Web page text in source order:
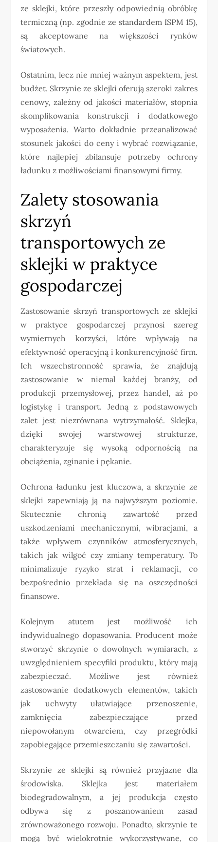
ze sklejki, które przeszły odpowiednią obróbkę
termiczną (np. zgodnie ze standardem ISPM 15),
są akceptowane na większości rynków
światowych.
Ostatnim, lecz nie mniej ważnym aspektem, jest
budżet. Skrzynie ze sklejki oferują szeroki zakres
cenowy, zależny od jakości materiałów, stopnia
skomplikowania konstrukcji i dodatkowego
wyposażenia. Warto dokładnie przeanalizować
stosunek jakości do ceny i wybrać rozwiązanie,
które najlepiej zbilansuje potrzeby ochrony
ładunku z możliwościami finansowymi firmy.
Zalety stosowania
skrzyń
transportowych ze
sklejki w praktyce
gospodarczej
Zastosowanie skrzyń transportowych ze sklejki
w praktyce gospodarczej przynosi szereg
wymiernych korzyści, które wpływają na
efektywność operacyjną i konkurencyjność firm.
Ich wszechstronność sprawia, że znajdują
zastosowanie w niemal każdej branży, od
produkcji przemysłowej, przez handel, aż po
logistykę i transport. Jedną z podstawowych
zalet jest niezrównana wytrzymałość. Sklejka,
dzięki swojej warstwowej strukturze,
charakteryzuje się wysoką odpornością na
obciążenia, zginanie i pękanie.
Ochrona ładunku jest kluczowa, a skrzynie ze
sklejki zapewniają ją na najwyższym poziomie.
Skutecznie chronią zawartość przed
uszkodzeniami mechanicznymi, wibracjami, a
także wpływem czynników atmosferycznych,
takich jak wilgoć czy zmiany temperatury. To
minimalizuje ryzyko strat i reklamacji, co
bezpośrednio przekłada się na oszczędności
finansowe.
Kolejnym atutem jest możliwość ich
indywidualnego dopasowania. Producent może
stworzyć skrzynie o dowolnych wymiarach, z
uwzględnieniem specyfiki produktu, który mają
zabezpieczać. Możliwe jest również
zastosowanie dodatkowych elementów, takich
jak uchwyty ułatwiające przenoszenie,
zamknięcia zabezpieczające przed
niepowołanym otwarciem, czy przegródki
zapobiegające przemieszczaniu się zawartości.
Skrzynie ze sklejki są również przyjazne dla
środowiska. Sklejka jest materiałem
biodegradowalnym, a jej produkcja często
odbywa się z poszanowaniem zasad
zrównoważonego rozwoju. Ponadto, skrzynie te
mogą być wielokrotnie wykorzystywane, co